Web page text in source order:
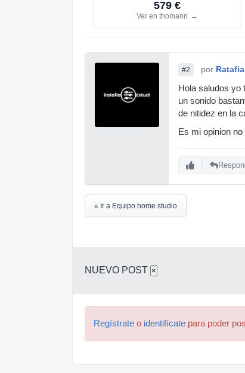
579 €
Ver en thomann →
#2 por
Hola saludos yo
un sonido
de nitidez en la
Es mi opinion
« Ir a Equipo home studio
NUEVO POST ×
Regístrate o identifícate para poder